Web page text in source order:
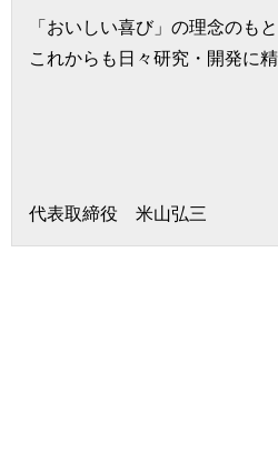
「おいしい喜び」の理念のも
これからも日々研究・開発に
代表取締役 米山弘三